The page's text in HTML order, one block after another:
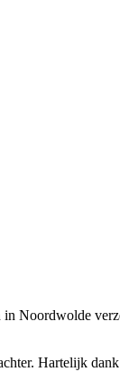
Noordwolde
Hartelijk